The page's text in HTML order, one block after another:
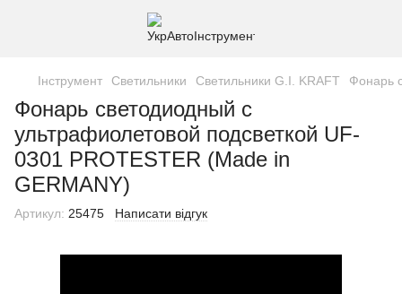
Інструмент Светильники Светильники G.I. KRAFT Фонарь
Фонарь светодиодный с
ультрафиолетовой подсветкой UF-
0З01 PROTESTER (Made in
GERMANY)
Артикул: 25475 Написати відгук